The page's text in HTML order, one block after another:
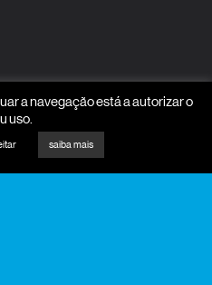
a navegação está a autorizar o
uso.
saiba mais